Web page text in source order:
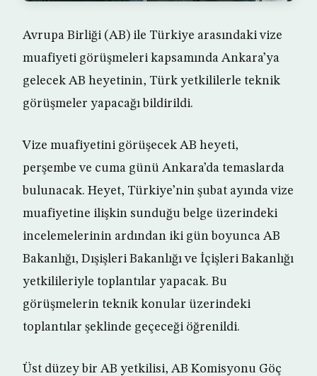
Avrupa Birliği (AB) ile Türkiye arasındaki vize
muafiyeti görüşmeleri kapsamında Ankara’ya
gelecek AB heyetinin, Türk yetkililerle teknik
görüşmeler yapacağı bildirildi.
Vize muafiyetini görüşecek AB heyeti,
perşembe ve cuma günü Ankara’da temaslarda
bulunacak. Heyet, Türkiye’nin şubat ayında vize
muafiyetine ilişkin sunduğu belge üzerindeki
incelemelerinin ardından iki gün boyunca AB
Bakanlığı, Dışişleri Bakanlığı ve İçişleri Bakanlığı
yetkilileriyle toplantılar yapacak. Bu
görüşmelerin teknik konular üzerindeki
toplantılar şeklinde geçeceği öğrenildi.
Üst düzey bir AB yetkilisi, AB Komisyonu Göç